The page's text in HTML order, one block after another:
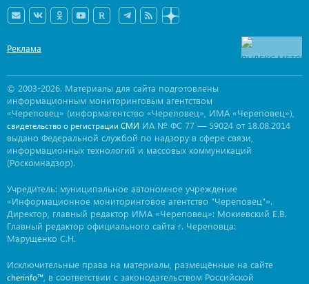
Реклама
© 2003-2026. Материалы для сайта подготовлены
информационным мониторинговым агентством
«Череповец» (информагентство «Череповец», ИМА «Череповец»),
свидетельство о регистрации СМИ ИА № ФС 77 — 59024 от 18.08.2014
выдано Федеральной службой по надзору в сфере связи,
информационных технологий и массовых коммуникаций
(Роскомнадзор).
Учредитель: муниципальное автономное учреждение
«Информационное мониторинговое агентство "Череповец"».
Директор, главный редактор ИМА «Череповец»: Мокиевский Е.В.
Главный редактор официального сайта г. Череповца:
Марущенко С.Н.
Исключительные права на материалы, размещённые на сайте
cherinfo™ , в соответствии с законодательством Российской